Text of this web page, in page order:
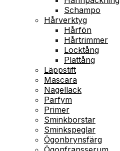
Schampo
Hårverktyg
Hårfön
Hårtrimmer
Locktång
Plattång
Läppstift
Mascara
Nagellack
Parfym
Primer
Sminkborstar
Sminkspeglar
Ögonbrynsfärg